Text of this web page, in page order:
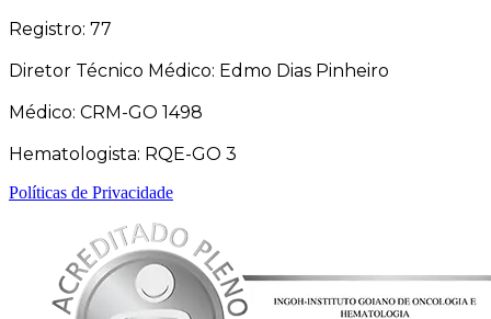
Registro: 77
Diretor Técnico Médico: Edmo Dias Pinheiro
Médico: CRM-GO 1498
Hematologista: RQE-GO 3
Políticas de Privacidade